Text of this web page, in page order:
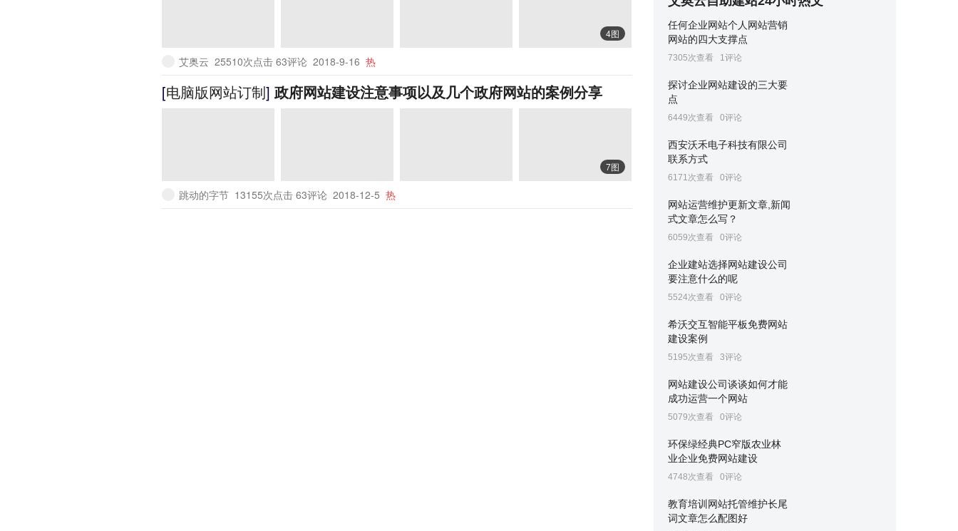
4图
艾奥云 25510次点击 63评论 2018-9-16 热
[电脑版网站订制] 政府网站建设注意事项以及几个政府网站的案例分享
7图
跳动的字节 13155次点击 63评论 2018-12-5 热
任何企业网站个人网站营销
网站的四大支撑点
7305次查看 1评论
探讨企业网站建设的三大要
点
6449次查看 0评论
西安沃禾电子科技有限公司
联系方式
6171次查看 0评论
网站运营维护更新文章,新闻
式文章怎么写？
6059次查看 0评论
企业建站选择网站建设公司
要注意什么的呢
5524次查看 0评论
希沃交互智能平板免费网站
建设案例
5195次查看 3评论
网站建设公司谈谈如何才能
成功运营一个网站
5079次查看 0评论
环保绿经典PC窄版农业林
业企业免费网站建设
4748次查看 0评论
教育培训网站托管维护长尾
词文章怎么配图好